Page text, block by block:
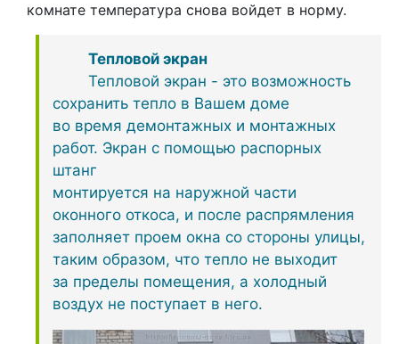
комнате температура снова войдет в норму.
Тепловой экран
Тепловой экран - это возможность
сохранить тепло в Вашем доме
во время демонтажных и монтажных
работ. Экран с помощью распорных
штанг
монтируется на наружной части
оконного откоса, и после распрямления
заполняет проем окна со стороны улицы,
таким образом, что тепло не выходит
за пределы помещения, а холодный
воздух не поступает в него.